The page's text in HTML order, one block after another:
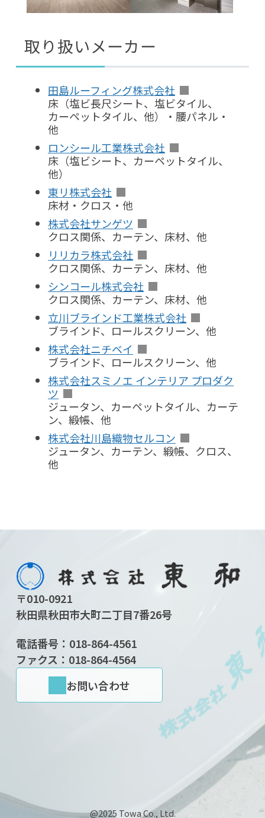
取り扱いメーカー
田島ルーフィング株式会社
床（塩ビ長尺シート、塩ビタイル、
カーペットタイル、他）・腰パネル・
他
ロンシール工業株式会社
床（塩ビシート、カーペットタイル、
他）
東リ株式会社
床材・クロス・他
株式会社サンゲツ
クロス関係、カーテン、床材、他
リリカラ株式会社
クロス関係、カーテン、床材、他
シンコール株式会社
クロス関係、カーテン、床材、他
立川ブラインド工業株式会社
ブラインド、ロールスクリーン、他
株式会社ニチベイ
ブラインド、ロールスクリーン、他
株式会社スミノエ インテリア プロダク
ツ
ジュータン、カーペットタイル、カーテ
ン、緞帳、他
株式会社川島織物セルコン
ジュータン、カーテン、緞帳、クロス、
他
〒010-0921
秋田県秋田市大町二丁目7番26号
電話番号： 018-864-4561
ファクス：018-864-4564
お問い合わせ
@2025 Towa Co., Ltd.